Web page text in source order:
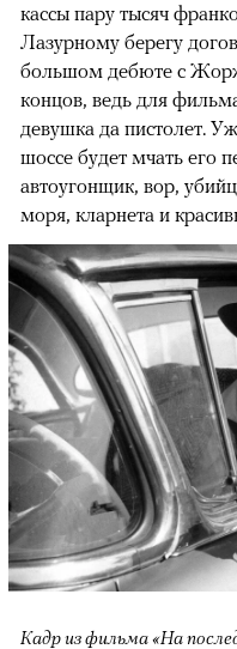
кассы пару тысяч
Лазурному берегу
большом дебюте с
концов, ведь для
девушка да пистолет.
шоссе будет мчать его
автоугонщик, вор,
моря, кларнета и
Кадр из фильма «На